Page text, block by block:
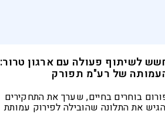
לשיתוף פעולה עם ארגון טרור:
של רע"מ תפורק
בוחרים בחיים, שערך את התחקירים
את התלונה שהובילה לפירוק עמותת